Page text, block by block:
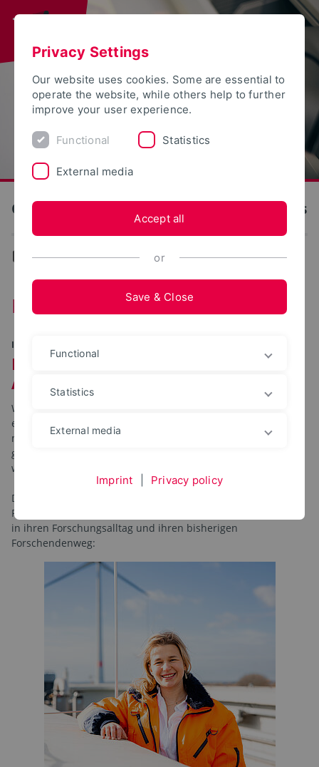
OWL University of Applied Sciences and Arts
... Forschende im Porträt
Forschende im Porträt
IM PORTRÄT
Forschende geben Einblick in ihre
Arbeit
Wie findet man zur Forschungsfrage – oder kommt sie auf
einen zu? Was treibt an in der Forschung und wie erlangt
man die Motivation zurück, wenn sie mal abhanden
gekommen ist? Was kann durch Forschung entstehen und
wie kann sie Gesellschaft und Wirtschaft verändern?
Diese und viele andere Fragen beantworten die
Forscherinnen und Forscher der TH OWL. Sie geben Einblick
in ihren Forschungsalltag und ihren bisherigen
Forschendenweg:
Privacy Settings
Our website uses cookies. Some are essential to
operate the website, while others help to further
improve your user experience.
Functional Statistics
External media
Accept all
or
Save & Close
Functional
Statistics
External media
Imprint Privacy policy